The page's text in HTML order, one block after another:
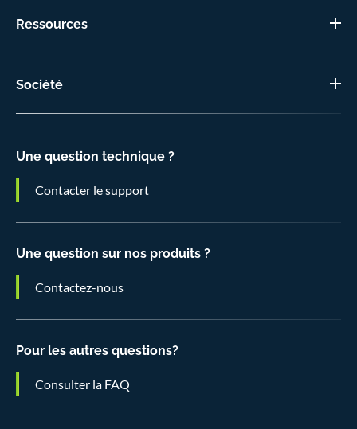
Ressources
Société
Une question technique ?
Contacter le support
Une question sur nos produits ?
Contactez-nous
Pour les autres questions?
Consulter la FAQ